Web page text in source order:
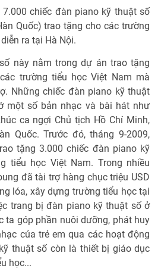
7.000 chiếc đàn piano kỹ thuật số
Quốc) trao tặng cho các trường
ra tại Hà Nội.
này nằm trong dự án trao tặng
trường tiểu học Việt Nam mà
Những chiếc đàn piano kỹ thuật
một số bản nhạc và bài hát như
ca ngợi Chủ tịch Hồ Chí Minh,
Quốc. Trước đó, tháng 9-2009,
tặng 3.000 chiếc đàn piano kỹ
tiểu học Việt Nam. Trong nhiều
đã tài trợ hàng chục triệu USD
lóa, xây dựng trường tiểu học tại
trang bị đàn piano kỹ thuật số ở
ta góp phần nuôi dưỡng, phát huy
của trẻ em qua các hoạt động
thuật số còn là thiết bị giáo dục
học...